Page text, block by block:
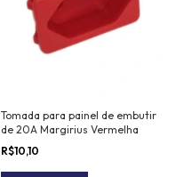
Tomada para painel de embutir
de 20A Margirius Vermelha
R$10,10